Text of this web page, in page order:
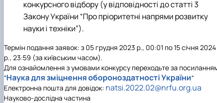
конкурсного відбору (у відповідності до статті 3
Закону України “Про пріоритетні напрями розвитку
науки і техніки”).
Термін подання заявок: з 05 грудня 2023 р., 00:01 по15 січня 2024
р., 23:59 (за київським часом).
Для ознайомлення з умовами конкурсу переходьте за
“Наука для зміцнення обороноздатності України“
Електронна пошта для довідок: natsi.2022.02@nrfu.org.ua
Науково-дослідна частина